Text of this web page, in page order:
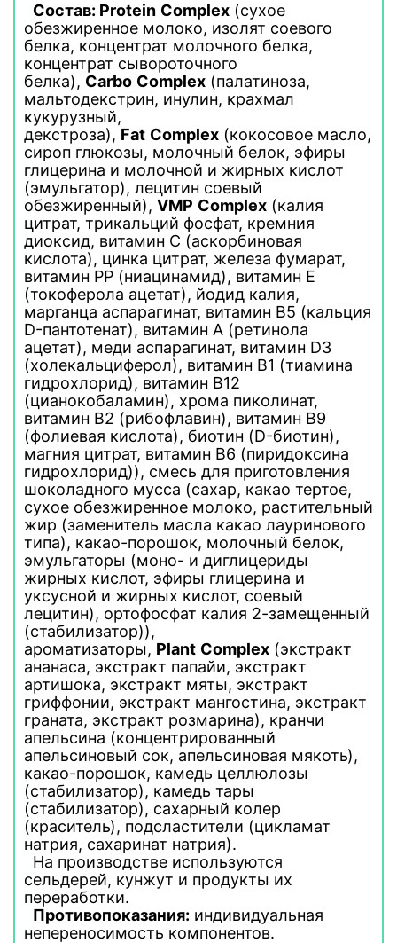
Состав: Protein Complex (сухое
обезжиренное молоко, изолят соевого
белка, концентрат молочного белка,
концентрат сывороточного
белка), Carbo Complex (палатиноза,
мальтодекстрин, инулин, крахмал
кукурузный,
декстроза), Fat Complex (кокосовое масло,
сироп глюкозы, молочный белок, эфиры
глицерина и молочной и жирных кислот
(эмульгатор), лецитин соевый
обезжиренный), VMP Complex (калия
цитрат, трикальций фосфат, кремния
диоксид, витамин С (аскорбиновая
кислота), цинка цитрат, железа фумарат,
витамин РР (ниацинамид), витамин Е
(токоферола ацетат), йодид калия,
марганца аспарагинат, витамин В5 (кальция
D-пантотенат), витамин А (ретинола
ацетат), меди аспарагинат, витамин D3
(холекальциферол), витамин В1 (тиамина
гидрохлорид), витамин В12
(цианокобаламин), хрома пиколинат,
витамин В2 (рибофлавин), витамин В9
(фолиевая кислота), биотин (D-биотин),
магния цитрат, витамин В6 (пиридоксина
гидрохлорид)), смесь для приготовления
шоколадного мусса (сахар, какао тертое,
сухое обезжиренное молоко, растительный
жир (заменитель масла какао лауринового
типа), какао-порошок, молочный белок,
эмульгаторы (моно- и диглицериды
жирных кислот, эфиры глицерина и
уксусной и жирных кислот, соевый
лецитин), ортофосфат калия 2-замещенный
(стабилизатор)),
ароматизаторы, Plant Complex (экстракт
ананаса, экстракт папайи, экстракт
артишока, экстракт мяты, экстракт
гриффонии, экстракт мангостина, экстракт
граната, экстракт розмарина), кранчи
апельсина (концентрированный
апельсиновый сок, апельсиновая мякоть),
какао-порошок, камедь целлюлозы
(стабилизатор), камедь тары
(стабилизатор), сахарный колер
(краситель), подсластители (цикламат
натрия, сахаринат натрия).
На производстве используются
сельдерей, кунжут и продукты их
переработки.
Противопоказания: индивидуальная
непереносимость компонентов.